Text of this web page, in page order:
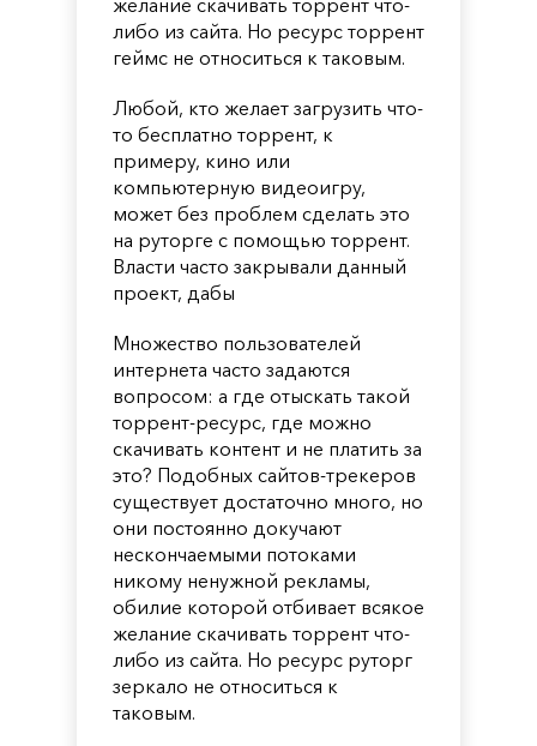
либо из сайта. Но ресурс торрент
геймс не относиться к таковым.
Любой, кто желает загрузить что-
то бесплатно торрент, к
примеру, кино или
компьютерную видеоигру,
может без проблем сделать это
на руторге с помощью торрент.
Власти часто закрывали данный
проект, дабы
Множество пользователей
интернета часто задаются
вопросом: а где отыскать такой
торрент-ресурс, где можно
скачивать контент и не платить за
это? Подобных сайтов-трекеров
существует достаточно много, но
они постоянно докучают
нескончаемыми потоками
никому ненужной рекламы,
обилие которой отбивает всякое
желание скачивать торрент что-
либо из сайта. Но ресурс руторг
зеркало не относиться к
таковым.